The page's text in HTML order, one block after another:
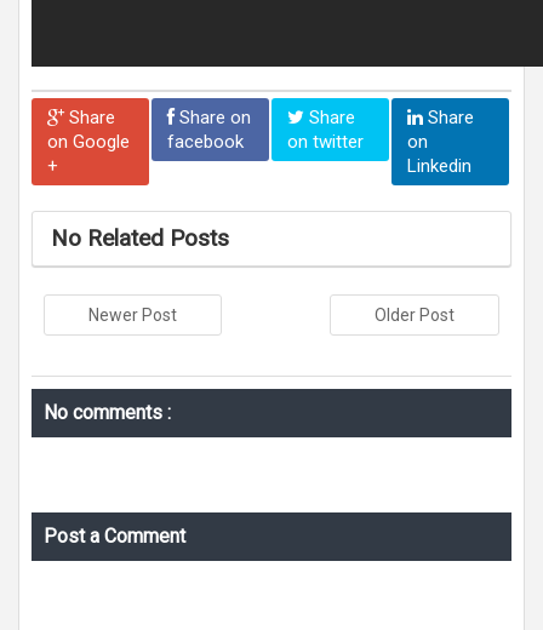
Share
on Google
+
Share on
facebook
Share
on twitter
Share
on
Linkedin
No Related Posts
Newer Post Older Post
No comments :
Post a Comment